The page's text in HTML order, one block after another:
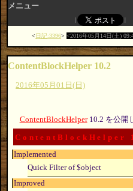
メニュー
日記:3396 2016年05月14日(土)
ContentBlockHelper 10.2
2016年05月01日(日)
ContentBlockHelper10.2 を公開
ContentBlockHelper
Implemented
Quick Filter of $object
Improved